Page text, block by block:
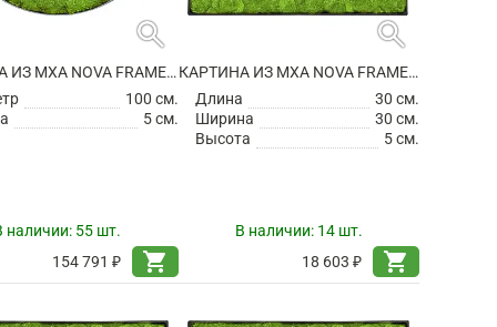
search
КАРТИНА ИЗ МХА NOVA FRAME ANTHRACITE-CONCRETE 100% BALL MOSS
100 см.
5 см.
наличии: 55 шт.
154 791 ₽
shopping_cart
search
КАРТИНА ИЗ МХА NOVA FRAME ANTHRACITE-CONCRETE 100% BALL MOSS
Длина
30 см.
Ширина
30 см.
Высота
5 см.
В наличии: 14 шт.
18 603 ₽
shopping_cart